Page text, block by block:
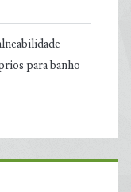
para banho